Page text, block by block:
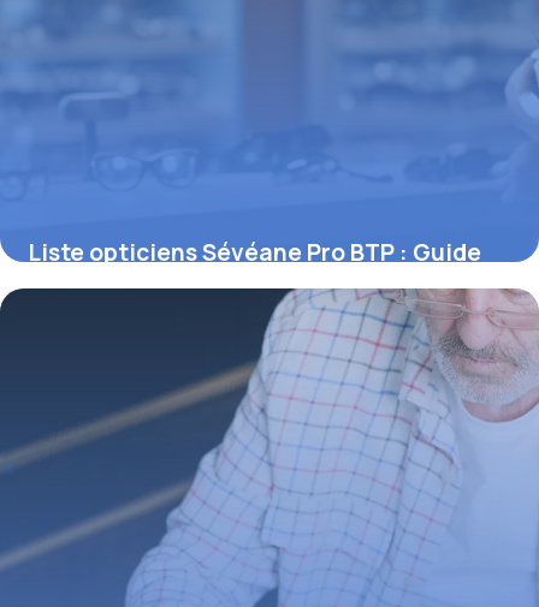
Liste opticiens Sévéane Pro BTP : Guide
complet 2026